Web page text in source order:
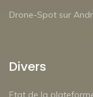
Drone-Spot sur
Divers
Etat de la